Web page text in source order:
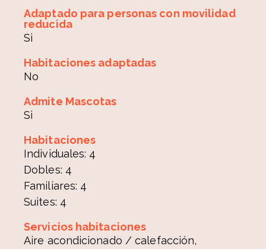
Adaptado para personas con movilidad
reducida
Si
Habitaciones adaptadas
No
Admite Mascotas
Si
Habitaciones
Individuales: 4
Dobles: 4
Familiares: 4
Suites: 4
Servicios habitaciones
Aire acondicionado / calefacción,